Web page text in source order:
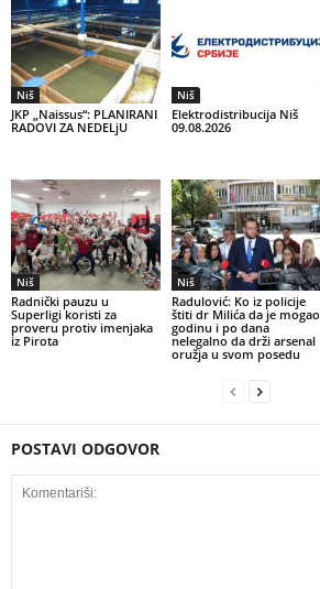
Niš
JKP „Naissus“: PLANIRANI
RADOVI ZA NEDELjU
Niš
Elektrodistribucija Niš
09.08.2026
Niš
Radnički pauzu u
Superligi koristi za
proveru protiv imenjaka
iz Pirota
Niš
Radulović: Ko iz policije
štiti dr Milića da je mogao
godinu i po dana
nelegalno da drži arsenal
oružja u svom posedu
POSTAVI ODGOVOR